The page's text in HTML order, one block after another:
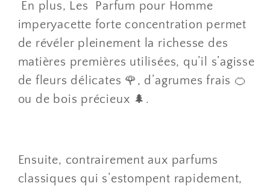
En plus, Les Parfum pour Homme
imperyacette forte concentration permet
de révéler pleinement la richesse des
matières premières utilisées, qu’il s’agisse
de fleurs délicates 🌹, d’agrumes frais 🍊
ou de bois précieux 🌲.
Ensuite, contrairement aux parfums
classiques qui s’estompent rapidement,